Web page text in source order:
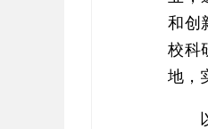
和创
校科
地，